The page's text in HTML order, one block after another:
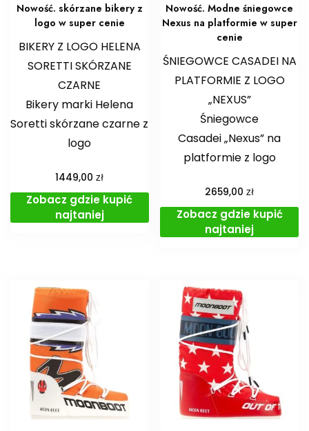
Nowość. skórzane bikery z
logo w super cenie
BIKERY Z LOGO HELENA
SORETTI SKÓRZANE
CZARNE
Bikery marki Helena
Soretti skórzane czarne z
logo
1449,00zł
Zobacz gdzie kupić
najtaniej
Nowość. Modne śniegowce
Nexus na platformie w super
cenie
ŚNIEGOWCE CASADEI NA
PLATFORMIE Z LOGO
„NEXUS”
Śniegowce
Casadei „Nexus” na
platformie z logo
2659,00zł
Zobacz gdzie kupić
najtaniej